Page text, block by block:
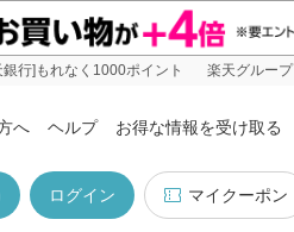
銀行]もれなく1000ポイント 楽天グループ
へ ヘルプ お得な情報を受け取る
マイクーポン
ログイン